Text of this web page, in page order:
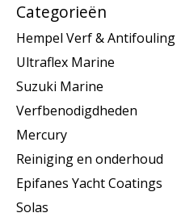
Categorieën
Hempel Verf & Antifouling
Ultraflex Marine
Suzuki Marine
Verfbenodigdheden
Mercury
Reiniging en onderhoud
Epifanes Yacht Coatings
Solas